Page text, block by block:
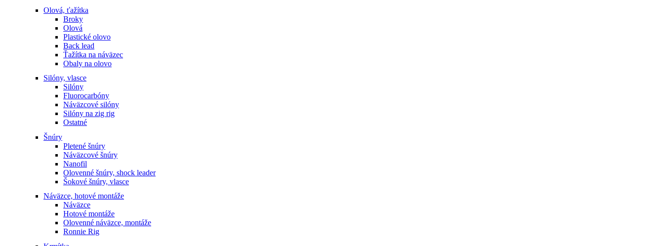
Olová, ťažítka
Broky
Olová
Plastické olovo
Back lead
Ťažítka na náväzec
Obaly na olovo
Silóny, vlasce
Silóny
Fluorocarbóny
Náväzcové silóny
Silóny na zig rig
Ostatné
Šnúry
Pletené šnúry
Náväzcové šnúry
Nanofil
Olovenné šnúry, shock leader
Šokové šnúry, vlasce
Náväzce, hotové montáže
Náväzce
Hotové montáže
Olovenné náväzce, montáže
Ronnie Rig